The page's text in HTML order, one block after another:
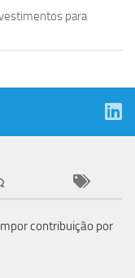
para
contribuição por